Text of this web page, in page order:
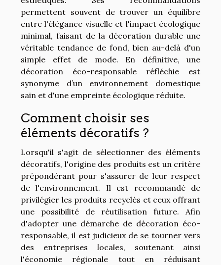
permettent souvent de trouver un équilibre
entre l'élégance visuelle et l'impact écologique
minimal, faisant de la décoration durable une
véritable tendance de fond, bien au-delà d'un
simple effet de mode. En définitive, une
décoration éco-responsable réfléchie est
synonyme d’un environnement domestique
sain et d'une empreinte écologique réduite.
Comment choisir ses
éléments décoratifs ?
Lorsqu'il s'agit de sélectionner des éléments
décoratifs, l'origine des produits est un critère
prépondérant pour s'assurer de leur respect
de l'environnement. Il est recommandé de
privilégier les produits recyclés et ceux offrant
une possibilité de réutilisation future. Afin
d'adopter une démarche de décoration éco-
responsable, il est judicieux de se tourner vers
des entreprises locales, soutenant ainsi
l'économie régionale tout en réduisant